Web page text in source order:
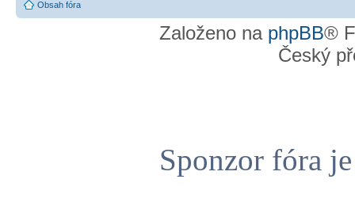
Obsah fóra
Založeno na phpBB®
Český
Sponzor fóra